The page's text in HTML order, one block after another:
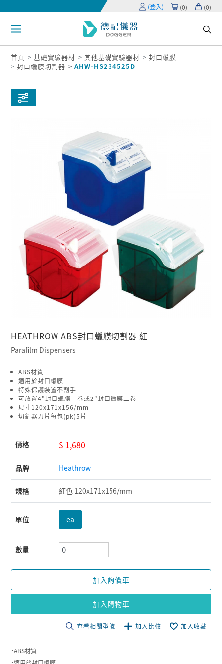
(登入) (0) (0)
首頁 基礎實驗器材 其他基礎實驗器材
封口蠟膜
封口蠟膜切割器
AHW-HS234525D
HEATHROW ABS封口蠟膜切割器 紅
Parafilm Dispensers
ABS材質
適用於封口蠟膜
特殊保護裝置不割手
可放置4"封口蠟膜一卷或2"封口蠟膜二卷
尺寸120x171x156/mm
切割器刀片每包(pk)5片
價格 $ 1,680
品牌 Heathrow
規格 紅色 120x171x156/mm
單位 ea
數量
加入詢價車
加入購物車
查看相關型號 加入比較 加入收藏
˙ABS材質
˙適用於封口蠟膜